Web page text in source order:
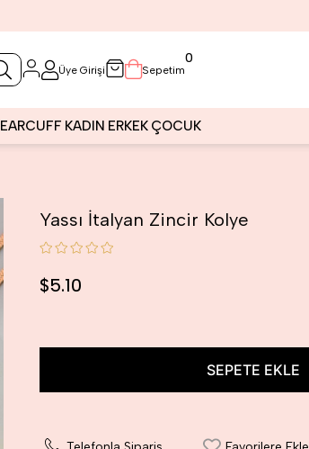
Üye Girişi Sepetim
0
EARCUFF KADIN ERKEK ÇOCUK
Yassı İtalyan Zincir Kolye
$5.10